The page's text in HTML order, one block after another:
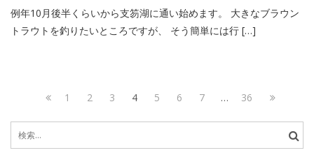
例年10月後半くらいから支笏湖に通い始めます。 大きなブラウン
トラウトを釣りたいところですが、 そう簡単には行 […]
投
稿
ナ
Page
1 Page
2 Page
3 Page
4 Page
5 Page
6 Page
7 … Page
36
Next
索: